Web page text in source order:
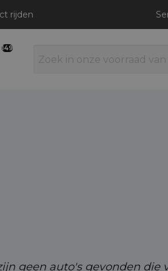
rijden
149
geen auto's gevonden die